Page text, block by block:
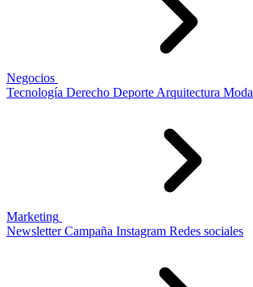
Negocios
Tecnología Derecho Deporte Arquitectura Moda
Marketing
Newsletter Campaña Instagram Redes sociales